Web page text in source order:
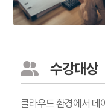
수강대상
클라우드 환경에서 데